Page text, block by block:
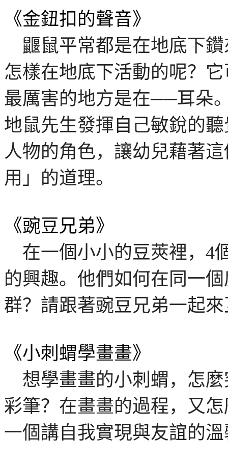
《金鈕扣的聲音》
鼴鼠平常都是在地底下
怎樣在地底下活動的呢？
最厲害的地方是在──耳朵
地鼠先生發揮自己敏銳的
人物的角色，讓幼兒藉著
用」的道理。
《豌豆兄弟》
在一個小小的豆莢裡， 4
的興趣。他們如何在同一
群？請跟著豌豆兄弟一起
《小刺蝟學畫畫》
想學畫畫的小刺蝟，怎
彩筆？在畫畫的過程，又
一個講自我實現與友誼的